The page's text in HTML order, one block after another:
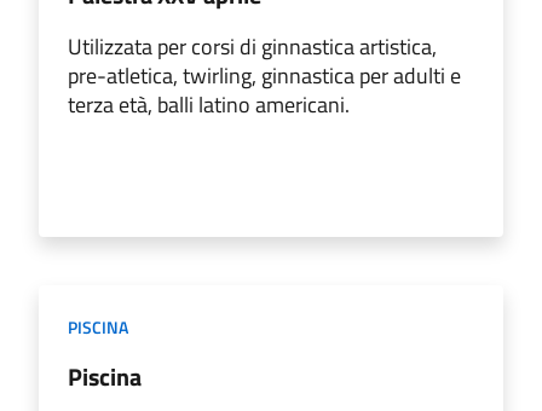
Utilizzata per corsi di ginnastica artistica,
pre-atletica, twirling, ginnastica per adulti e
terza età, balli latino americani.
PISCINA
Piscina